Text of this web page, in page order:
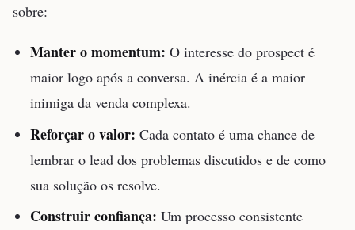
sobre:
Manter o momentum: O interesse do prospect é
maior logo após a conversa. A inércia é a maior
inimiga da venda complexa.
Reforçar o valor: Cada contato é uma chance de
lembrar o lead dos problemas discutidos e de como
sua solução os resolve.
Construir confiança: Um processo consistente